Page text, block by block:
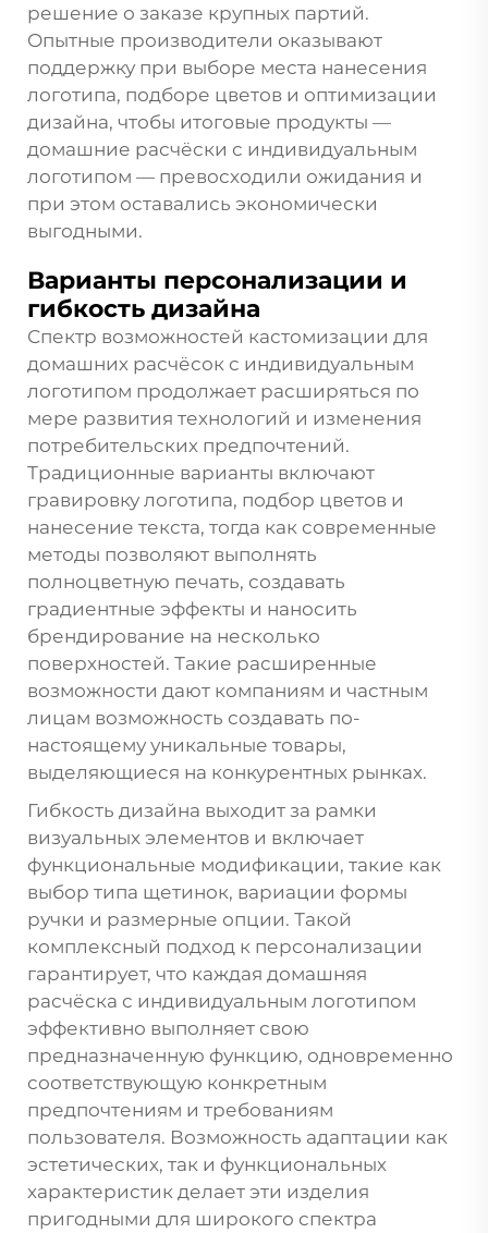
решение о заказе крупных партий.
Опытные производители оказывают
поддержку при выборе места нанесения
логотипа, подборе цветов и оптимизации
дизайна, чтобы итоговые продукты —
домашние расчёски с индивидуальным
логотипом — превосходили ожидания и
при этом оставались экономически
выгодными.
Варианты персонализации и
гибкость дизайна
Спектр возможностей кастомизации для
домашних расчёсок с индивидуальным
логотипом продолжает расширяться по
мере развития технологий и изменения
потребительских предпочтений.
Традиционные варианты включают
гравировку логотипа, подбор цветов и
нанесение текста, тогда как современные
методы позволяют выполнять
полноцветную печать, создавать
градиентные эффекты и наносить
брендирование на несколько
поверхностей. Такие расширенные
возможности дают компаниям и частным
лицам возможность создавать по-
настоящему уникальные товары,
выделяющиеся на конкурентных рынках.
Гибкость дизайна выходит за рамки
визуальных элементов и включает
функциональные модификации, такие как
выбор типа щетинок, вариации формы
ручки и размерные опции. Такой
комплексный подход к персонализации
гарантирует, что каждая домашняя
расчёска с индивидуальным логотипом
эффективно выполняет свою
предназначенную функцию, одновременно
соответствующую конкретным
предпочтениям и требованиям
пользователя. Возможность адаптации как
эстетических, так и функциональных
характеристик делает эти изделия
пригодными для широкого спектра